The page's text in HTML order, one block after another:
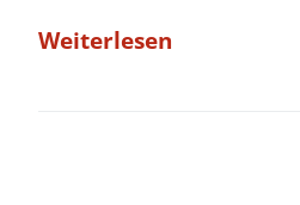
Weiterlesen